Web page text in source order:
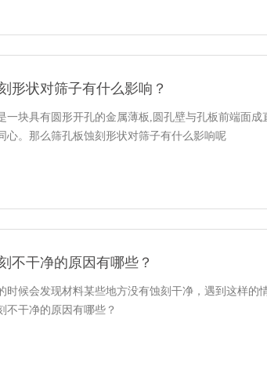
形状对筛子有什么影响？
一块具有圆形开孔的金属薄板,圆孔壁与孔板前端面成
心。那么筛孔板蚀刻形状对筛子有什么影响呢
不干净的原因有哪些？
时候会发现材料某些地方没有蚀刻干净，遇到这样的
不干净的原因有哪些？